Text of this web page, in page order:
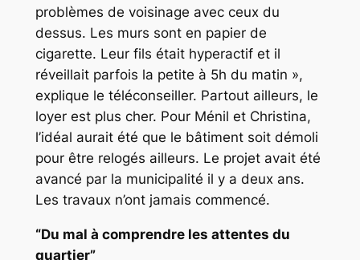
problèmes de voisinage avec ceux du
dessus. Les murs sont en papier de
cigarette. Leur fils était hyperactif et il
réveillait parfois la petite à 5h du matin »,
explique le téléconseiller. Partout ailleurs, le
loyer est plus cher. Pour Ménil et Christina,
l’idéal aurait été que le bâtiment soit démoli
pour être relogés ailleurs. Le projet avait été
avancé par la municipalité il y a deux ans.
Les travaux n’ont jamais commencé.
“Du mal à comprendre les attentes du
quartier”